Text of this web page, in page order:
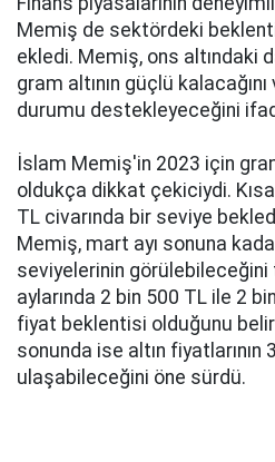
Memiş de sektördeki
ekledi. Memiş, ons altındaki
gram altının güçlü
durumu destekleyeceğini
İslam Memiş'in 2023 için
oldukça dikkat çekiciydi.
TL civarında bir seviye
Memiş, mart ayı sonuna
seviyelerinin görülebileceğini
aylarında 2 bin 500 TL ile 2
fiyat beklentisi olduğunu
sonunda ise altın fiyatlarının
ulaşabileceğini öne sürdü.